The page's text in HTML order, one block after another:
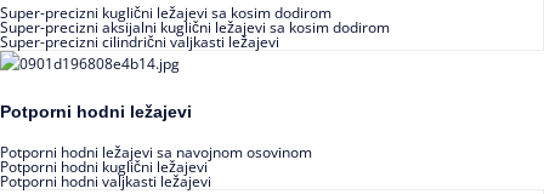
Super-precizni kuglični ležajevi sa kosim dodirom
Super-precizni aksijalni kuglični ležajevi sa kosim dodirom
Super-precizni cilindrični valjkasti ležajevi
Potporni hodni ležajevi
Potporni hodni ležajevi sa navojnom osovinom
Potporni hodni kuglični ležajevi
Potporni hodni valjkasti ležajevi